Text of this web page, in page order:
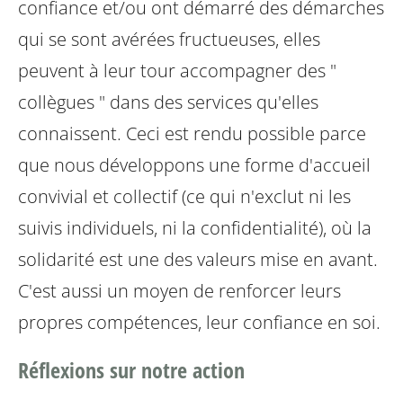
confiance et/ou ont démarré des démarches
qui se sont avérées fructueuses, elles
peuvent à leur tour accompagner des "
collègues " dans des services qu'elles
connaissent. Ceci est rendu possible parce
que nous développons une forme d'accueil
convivial et collectif (ce qui n'exclut ni les
suivis individuels, ni la confidentialité), où la
solidarité est une des valeurs mise en avant.
C'est aussi un moyen de renforcer leurs
propres compétences, leur confiance en soi.
Réflexions sur notre action